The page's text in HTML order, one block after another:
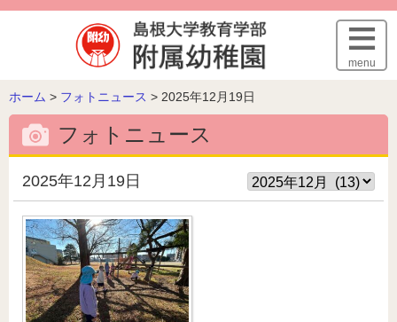
このページの本文へ
menu
こ
の
ー
ホーム > フォトニュース > 2025年12月19日
フォトニュース
2025年12月19日